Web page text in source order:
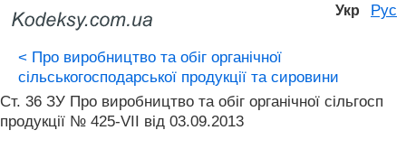
Укр Рус
< Про виробництво та обіг органічної
сільськогосподарської продукції та сировини
Ст. 36 ЗУ Про виробництво та обіг органічної сільгосп
продукції № 425-VII від 03.09.2013